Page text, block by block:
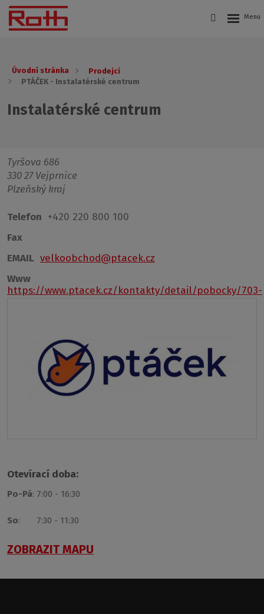
Úvodní stránka
Prodejci
PTÁČEK - Instalatérské centrum
Instalatérské centrum
Tyršova 686
330 27 Vejprnice
Plzeňský kraj
Telefon +420 220 800 100
Fax
EMAIL velkoobchod@ptacek.cz
Www
https://www.ptacek.cz/kontakty/detail/pobocky/703-
Otevírací doba:
Po-Pá: 7:00 - 16:30
So: 7:30 - 11:30
ZOBRAZIT MAPU